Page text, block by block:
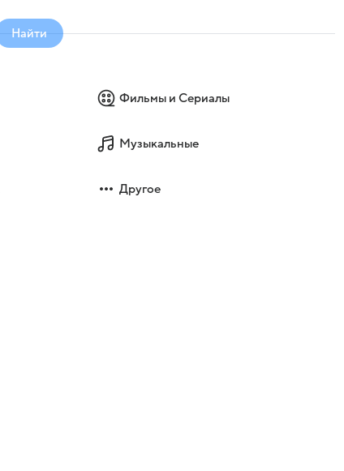
Найти
Фильмы и Сериалы
Музыкальные
Другое